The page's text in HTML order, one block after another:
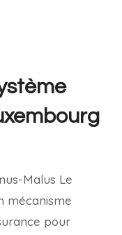
Malus Le
mécanisme
pour